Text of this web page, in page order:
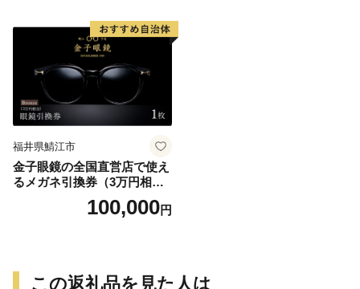
福井県鯖江市
金子眼鏡の全国直営店で使え
るメガネ引換券（3万円相
当） Bronze100,000円
この返礼品を見た人は